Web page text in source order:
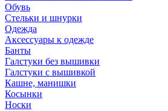
Обувь
Стельки и шнурки
Одежда
Аксессуары к одежде
Банты
Галстуки без вышивки
Галстуки с вышивкой
Кашне, манишки
Косынки
Носки